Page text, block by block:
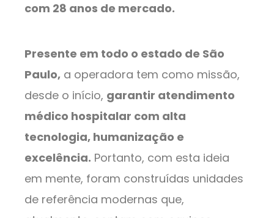
com 28 anos de mercado.
Presente em todo o estado de São
Paulo, a operadora tem como missão,
desde o início, garantir atendimento
médico hospitalar com alta
tecnologia, humanização e
excelência. Portanto, com esta ideia
em mente, foram construídas unidades
de referência modernas que,